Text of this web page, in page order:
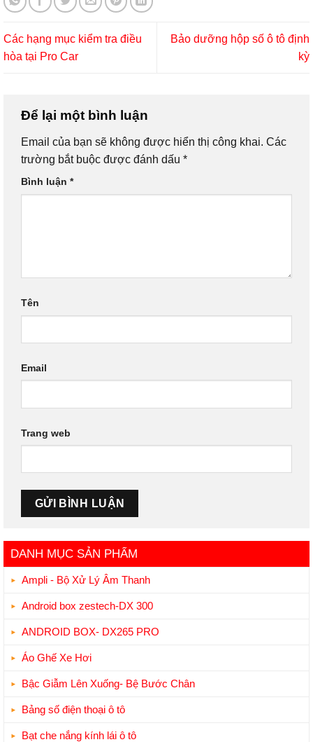
DANH MỤC SẢN PHẨM
Ampli - Bộ Xử Lý Âm Thanh
Android box zestech-DX 300
ANDROID BOX- DX265 PRO
Áo Ghế Xe Hơi
Bậc Giẫm Lên Xuống- Bệ Bước Chân
Bảng số điện thoại ô tô
Bạt che nắng kính lái ô tô
Các hạng mục kiểm tra điều
hòa tại Pro Car
Bảo dưỡng hộp số ô tô định
kỳ
Để lại một bình luận
Email của bạn sẽ không được hiển thị công khai. Các
trường bắt buộc được đánh dấu *
Bình luận *
Tên
Email
Trang web